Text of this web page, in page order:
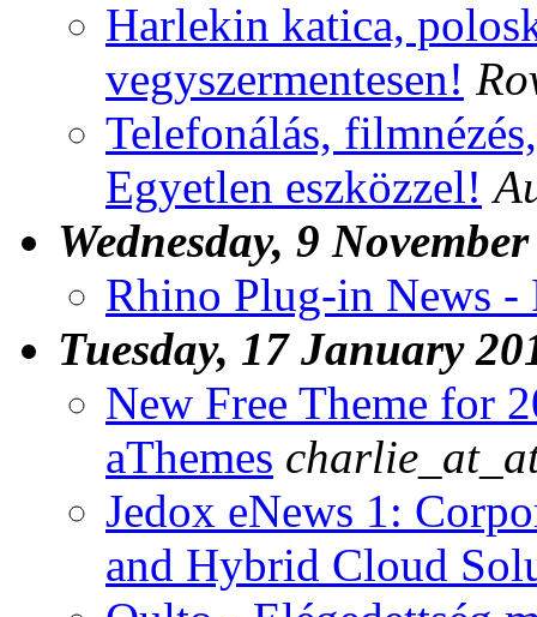
Harlekin katica,
vegyszermentesen!
Telefonálás,
Egyetlen eszközzel!
Wednesday, 9
Rhino Plug-in News -
Tuesday, 17 January
New Free Theme for
aThemes
Jedox eNews 1:
and Hybrid Cloud